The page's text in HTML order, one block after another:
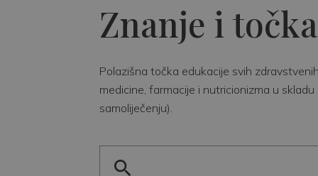
Znanje i točka
Polazišna točka edukacije svih
medicine, farmacije i nutricionizma u
samoliječenju).